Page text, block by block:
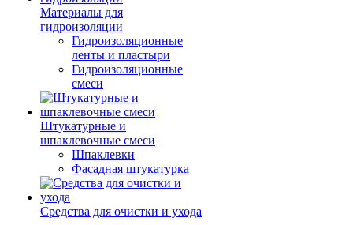
Материалы для
гидроизоляции
Гидроизоляционные
ленты и пластыри
Гидроизоляционные
смеси
Штукатурные и
шпаклевочные смеси
Шпаклевки
Фасадная штукатурка
Средства для очистки и ухода